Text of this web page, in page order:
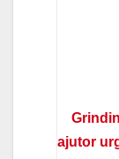
ajutor